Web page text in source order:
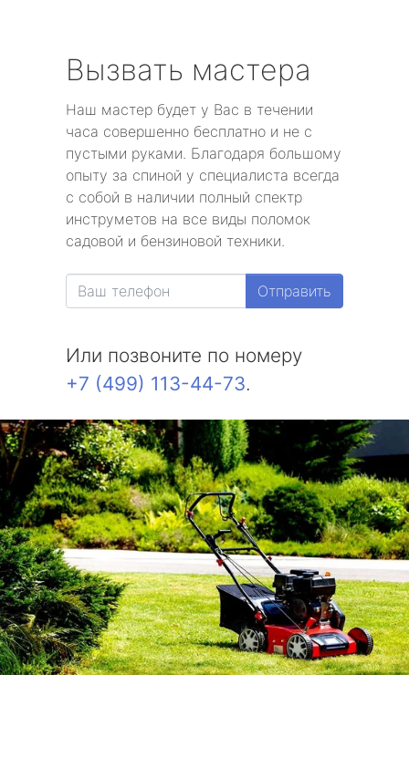
Вызвать мастера
Наш мастер будет у Вас в течении
часа совершенно бесплатно и не с
пустыми руками. Благодаря большому
опыту за спиной у специалиста всегда
с собой в наличии полный спектр
инструметов на все виды поломок
садовой и бензиновой техники.
Отправить
Или позвоните по номеру
+7 (499) 113-44-73.